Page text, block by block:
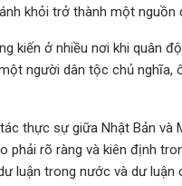
khỏi trở thành một nguồn
kiến ở nhiều nơi khi quân
người dân tộc chủ nghĩa,
thực sự giữa Nhật Bản và
phải rõ ràng và kiên định
luận trong nước và dư luận